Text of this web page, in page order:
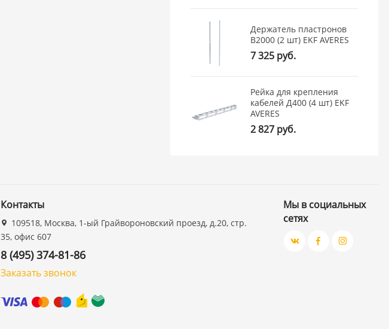
Держатель пластронов
В2000 (2 шт) EKF AVERES
7 325 руб.
Рейка для крепления
кабелей Д400 (4 шт) EKF
AVERES
2 827 руб.
Контакты
109518, Москва, 1-ый Грайвороновский проезд, д.20, стр.
35, офис 607
8 (495) 374-81-86
Заказать звонок
Мы в социальных
сетях